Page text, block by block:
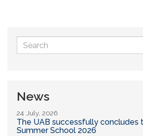
Search
form
News
24 July, 2026
The UAB successfully concludes
Summer School 2026